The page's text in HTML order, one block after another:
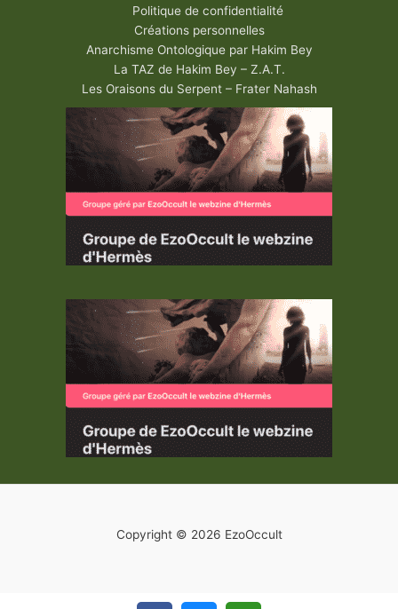
Politique de confidentialité
Créations personnelles
Anarchisme Ontologique par Hakim Bey
La TAZ de Hakim Bey – Z.A.T.
Les Oraisons du Serpent – Frater Nahash
Copyright © 2026 EzoOccult